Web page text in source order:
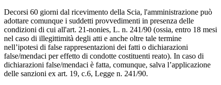
Decorsi 60 giorni dal ricevimento della Scia, l'amministrazione può
adottare comunque i suddetti provvedimenti in presenza delle
condizioni di cui all'art. 21-nonies, L. n. 241/90 (ossia, entro 18 mesi
nel caso di illegittimità degli atti e anche oltre tale termine
nell’ipotesi di false rappresentazioni dei fatti o dichiarazioni
false/mendaci per effetto di condotte costituenti reato). In caso di
dichiarazioni false/mendaci è fatta, comunque, salva l’applicazione
delle sanzioni ex art. 19, c.6, Legge n. 241/90.